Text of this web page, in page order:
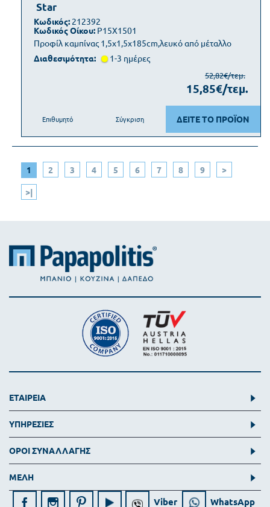
Star
Προφίλ καμπίνας 1,5x1,5x185cm,λευκό από μέταλλο
Κωδικός: 212392
Κωδικός Οίκου: P15X1501
Διαθεσιμότητα: 1-3 ημέρες
52,82€/τεμ.
15,85€/τεμ.
ΔΕΙΤΕ ΤΟ ΠΡΟΪΟΝ
Επιθυμητό Σύγκριση
1 2 3 4 5 6 7 8 9 >
>|
ΕΤΑΙΡΕΙΑ
ΥΠΗΡΕΣΙΕΣ
ΟΡΟΙ ΣΥΝΑΛΛΑΓΗΣ
ΜΕΛΗ
Viber WhatsApp